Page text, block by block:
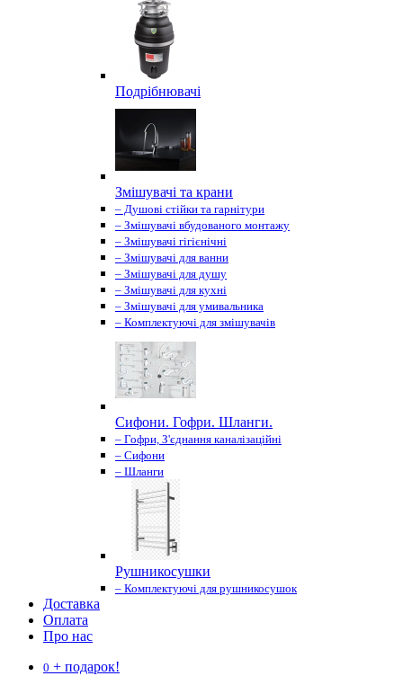
Подрібнювачі
Змішувачі та крани
– Душові стійки та гарнітури
– Змішувачі вбудованого монтажу
– Змішувачі гігієнічні
– Змішувачі для ванни
– Змішувачі для душу
– Змішувачі для кухні
– Змішувачі для умивальника
– Комплектуючі для змішувачів
Сифони. Гофри. Шланги.
– Гофри, З'єднання каналізаційні
– Сифони
– Шланги
Рушникосушки
– Комплектуючі для рушникосушок
Доставка
Оплата
Про нас
0 + подарок!